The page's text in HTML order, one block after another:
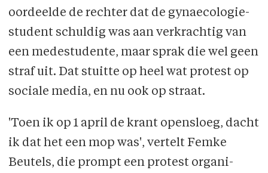
oordeelde de rechter dat de gynaecologie­
student schuldig was aan verkrachtig van
een medestudente, maar sprak die wel geen
straf uit. Dat stuitte op heel wat protest op
sociale media, en nu ook op straat.
'Toen ik op 1 april de krant open­sloeg, dacht
ik dat het een mop was', vertelt Femke
Beutels, die prompt een protest organi­